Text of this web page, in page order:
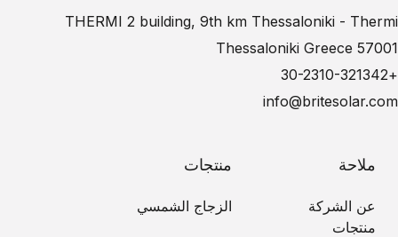
THERMI 2 building, 9th km Thessaloniki - Thermi
57001 Thessaloniki Greece
+30-2310-321342
info@britesolar.com
ملاحة
عن الشركة
منتجات
منتجات
الزجاج الشمسي